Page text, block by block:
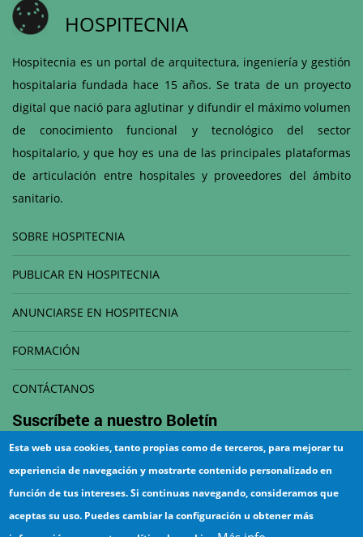
HOSPITECNIA
Hospitecnia es un portal de arquitectura, ingeniería y gestión
hospitalaria fundada hace 15 años. Se trata de un proyecto
digital que nació para aglutinar y difundir el máximo volumen
de conocimiento funcional y tecnológico del sector
hospitalario, y que hoy es una de las principales plataformas
de articulación entre hospitales y proveedores del ámbito
sanitario.
SOBRE HOSPITECNIA
PUBLICAR EN HOSPITECNIA
ANUNCIARSE EN HOSPITECNIA
FORMACIÓN
CONTÁCTANOS
Suscríbete a nuestro Boletín
Esta web usa cookies, tanto propias como de terceros, para mejorar tu
experiencia de navegación y mostrarte contenido personalizado en
función de tus intereses. Si continuas navegando, consideramos que
aceptas su uso. Puedes cambiar la configuración u obtener más